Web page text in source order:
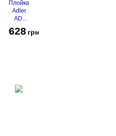
Плойка
Adler
AD-
628 грн